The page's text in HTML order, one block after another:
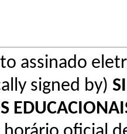
assinado
signed by)